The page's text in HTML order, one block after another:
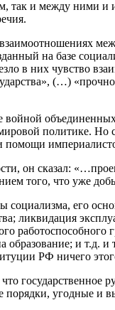
и между ними и
на базе
в них чувство
(…)
политике. Но
помощи
он сказал:
того, что уже
его
ликвидация
работоспособного
и т.д.
РФ ничего
государственное
порядки, угодные и